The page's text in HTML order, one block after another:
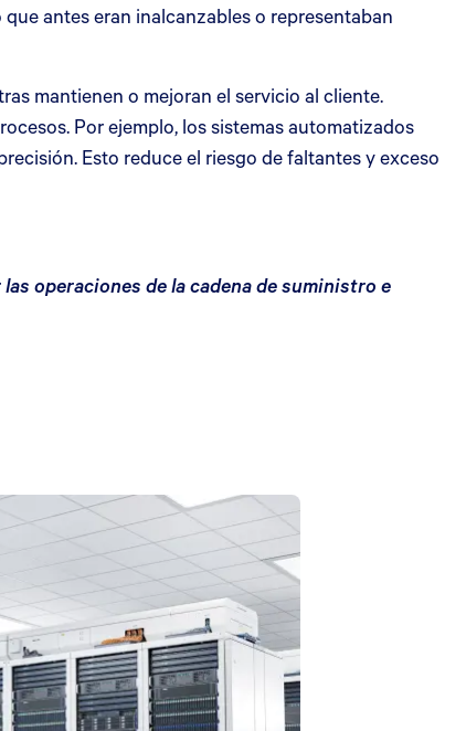
antes eran inalcanzables o representaban
mantienen o mejoran el servicio al cliente.
Por ejemplo, los sistemas automatizados
Esto reduce el riesgo de faltantes y exceso
operaciones de la cadena de suministro e